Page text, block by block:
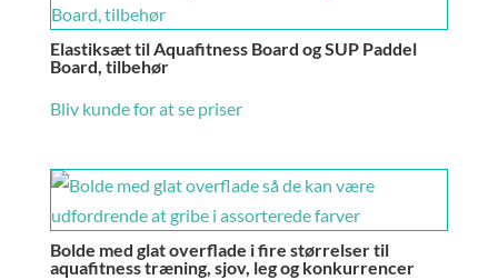
Elastiksæt til Aquafitness Board og SUP Paddel
Board, tilbehør
Bliv kunde for at se priser
Bolde med glat overflade i fire størrelser til
aquafitness træning, sjov, leg og konkurrencer